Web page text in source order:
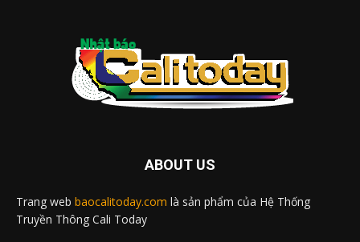
ABOUT US
Trang web baocalitoday.com là sản phẩm của Hệ Thống
Truyền Thông Cali Today